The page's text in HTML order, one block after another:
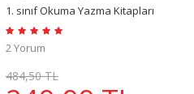
1. sınıf Okuma Yazma Kitapları
2 Yorum
484,50 TL